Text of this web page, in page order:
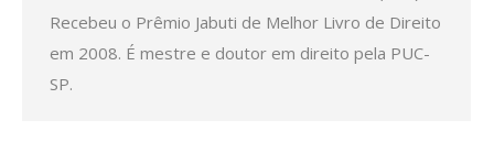
Recebeu o Prêmio Jabuti de Melhor Livro de Direito
em 2008. É mestre e doutor em direito pela PUC-
SP.